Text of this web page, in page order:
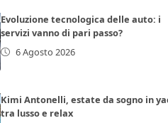
Evoluzione tecnologica delle auto: i
servizi vanno di pari passo?
6 Agosto 2026
Kimi Antonelli, estate da sogno in
tra lusso e relax